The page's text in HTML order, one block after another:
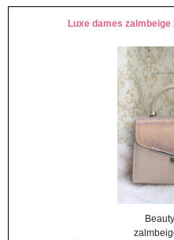
Luxe dames